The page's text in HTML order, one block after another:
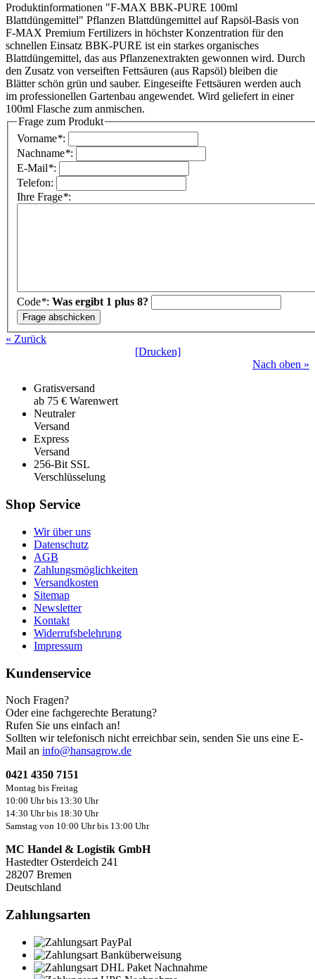
Produktinformationen "F-MAX BBK-PURE 100ml
Blattdüngemittel" Pflanzen Blattdüngemittel auf Rapsöl-Basis von
F-MAX Premium Fertilizers in höchster Konzentration für den
schnellen Einsatz BBK-PURE ist ein starkes organisches
Blattdüngemittel, das aus Pflanzenextrakten gewonnen wird. Durch
den Zusatz von verseiften Fettsäuren (aus Rapsöl) bleiben die
Blätter schön grün und sauber. Eingeseifte Fettsäuren werden auch
im professionellen Gartenbau angewendet. Wird geliefert in einer
100ml Flasche zum anmischen.
Frage zum Produkt
Vorname*:
Nachname*:
E-Mail*:
Telefon:
Ihre Frage*:
Code*: Was ergibt 1 plus 8?
« Zurück
[Drucken]
Nach oben »
Gratisversand
ab 75 € Warenwert
Neutraler
Versand
Express
Versand
256-Bit SSL
Verschlüsselung
Shop Service
Wir über uns
Datenschutz
AGB
Zahlungsmöglichkeiten
Versandkosten
Sitemap
Newsletter
Kontakt
Widerrufsbelehrung
Impressum
Kundenservice
Noch Fragen?
Oder eine fachgerechte Beratung?
Rufen Sie uns einfach an!
Sollten wir telefonisch nicht erreichbar sein, senden Sie uns eine E-
Mail an info@hansagrow.de
0421 4350 7151
Montag bis Freitag
10:00 Uhr bis 13:30 Uhr
14:30 Uhr bis 18:30 Uhr
Samstag von 10:00 Uhr bis 13:00 Uhr
MC Handel & Logistik GmbH
Hastedter Osterdeich 241
28207 Bremen
Deutschland
Zahlungsarten